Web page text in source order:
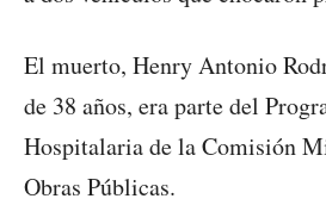
El muerto, Henry Antonio
de 38 años, era parte del
Hospitalaria de la Comisión
Obras Públicas.